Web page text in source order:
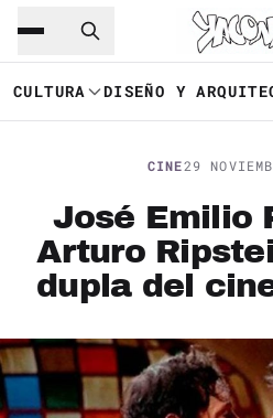
Saltar al contenido
CULTURA DISEÑO Y
CINE29
José Emilio
Arturo
dupla del